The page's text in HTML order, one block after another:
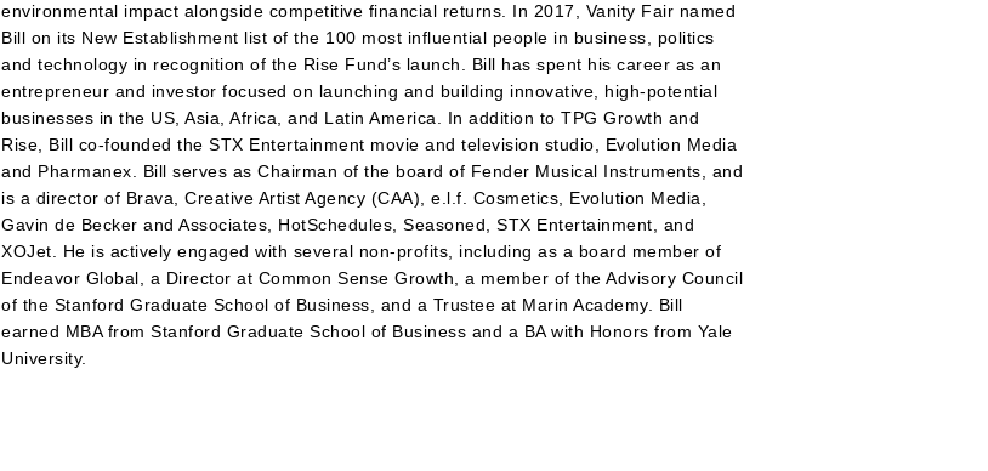
environmental impact alongside competitive financial returns. In 2017, Vanity Fair named
Bill on its New Establishment list of the 100 most influential people in business, politics
and technology in recognition of the Rise Fund’s launch. Bill has spent his career as an
entrepreneur and investor focused on launching and building innovative, high-potential
businesses in the US, Asia, Africa, and Latin America. In addition to TPG Growth and
Rise, Bill co-founded the STX Entertainment movie and television studio, Evolution Media
and Pharmanex. Bill serves as Chairman of the board of Fender Musical Instruments, and
is a director of Brava, Creative Artist Agency (CAA), e.l.f. Cosmetics, Evolution Media,
Gavin de Becker and Associates, HotSchedules, Seasoned, STX Entertainment, and
XOJet. He is actively engaged with several non-profits, including as a board member of
Endeavor Global, a Director at Common Sense Growth, a member of the Advisory Council
of the Stanford Graduate School of Business, and a Trustee at Marin Academy. Bill
earned MBA from Stanford Graduate School of Business and a BA with Honors from Yale
University.